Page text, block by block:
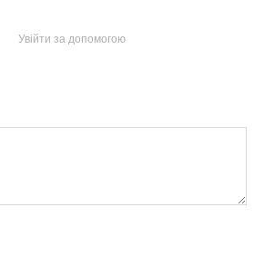
Увійти за допомогою